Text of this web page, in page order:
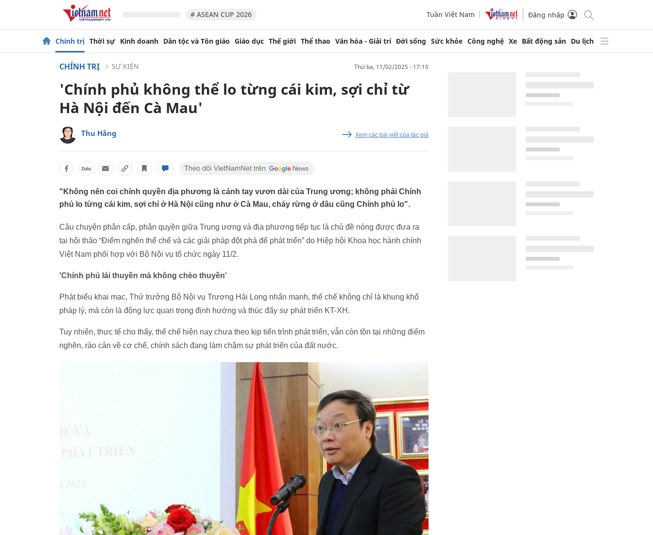
# ASEAN CUP 2026 Tuần Việt Nam Đăng nhập
Chính trị Thời sự Kinh doanh Dân tộc và Tôn giáo Giáo dục Thế giới Thể thao Văn hóa - Giải trí Đời sống Sức khỏe Công nghệ Xe Bất động sản Du lịch
CHÍNH TRỊ SỰ KIỆN thứ ba, 11/02/2025 - 17:10
'Chính phủ không thể lo từng cái kim, sợi chỉ từ
Hà Nội đến Cà Mau'
Thu Hằng Xem các bài viết của tác giả
"Không nên coi chính quyền địa phương là cánh tay vươn dài của Trung ương; không phải Chính
phủ lo từng cái kim, sợi chỉ ở Hà Nội cũng như ở Cà Mau, cháy rừng ở đâu cũng Chính phủ lo".
Câu chuyện phân cấp, phân quyền giữa Trung ương và địa phương tiếp tục là chủ đề nóng được đưa ra
tại hội thảo “Điểm nghẽn thể chế và các giải pháp đột phá để phát triển” do Hiệp hội Khoa học hành chính
Việt Nam phối hợp với Bộ Nội vụ tổ chức ngày 11/2.
'Chính phủ lái thuyền mà không chèo thuyền'
Phát biểu khai mạc, Thứ trưởng Bộ Nội vụ Trương Hải Long nhấn mạnh, thể chế không chỉ là khung khổ
pháp lý, mà còn là động lực quan trọng định hướng và thúc đẩy sự phát triển KT-XH.
Tuy nhiên, thực tế cho thấy, thể chế hiện nay chưa theo kịp tiến trình phát triển, vẫn còn tồn tại những điểm
nghẽn, rào cản về cơ chế, chính sách đang làm chậm sự phát triển của đất nước.